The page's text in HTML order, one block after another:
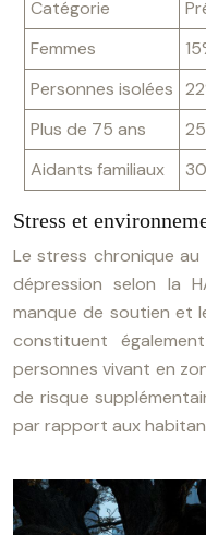
Catégorie
Femmes
Personnes isolées
Plus de 75 ans
Aidants familiaux
Stress et
Le stress chronique
dépression selon la
manque de soutien et
constituent
personnes vivant en
de risque
par rapport aux